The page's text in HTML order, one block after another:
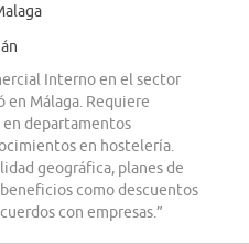
Interno en el sector
en Málaga. Requiere
en departamentos
en hostelería.
geográfica, planes de
como descuentos
con empresas.”